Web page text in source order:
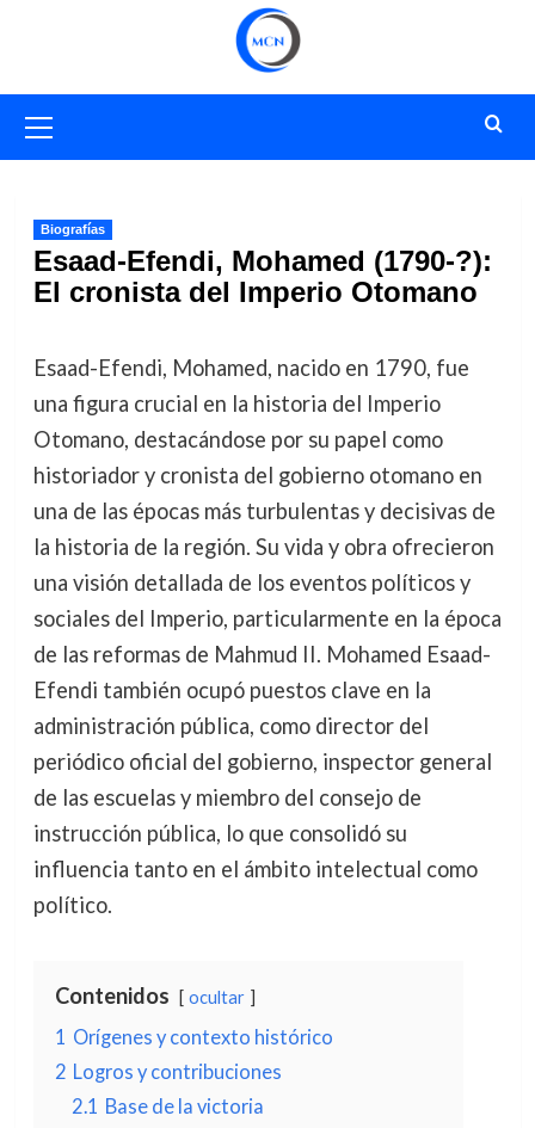
primario
Biografías
Esaad-Efendi, Mohamed (1790-?):
El cronista del Imperio Otomano
Esaad-Efendi, Mohamed, nacido en 1790, fue
una figura crucial en la historia del Imperio
Otomano, destacándose por su papel como
historiador y cronista del gobierno otomano en
una de las épocas más turbulentas y decisivas de
la historia de la región. Su vida y obra ofrecieron
una visión detallada de los eventos políticos y
sociales del Imperio, particularmente en la época
de las reformas de Mahmud II. Mohamed Esaad-
Efendi también ocupó puestos clave en la
administración pública, como director del
periódico oficial del gobierno, inspector general
de las escuelas y miembro del consejo de
instrucción pública, lo que consolidó su
influencia tanto en el ámbito intelectual como
político.
Contenidos ocultar
1 Orígenes y contexto histórico
2 Logros y contribuciones
2.1 Base de la victoria